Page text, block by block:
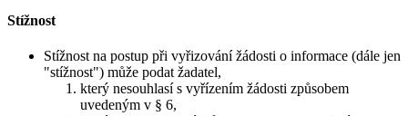
Stížnost
Stížnost na postup při vyřizování žádosti o informace (dále jen
"stížnost") může podat žadatel,
který nesouhlasí s vyřízením žádosti způsobem
uvedeným v § 6,